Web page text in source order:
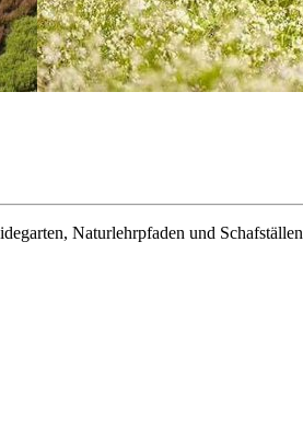
Naturlehrpfaden und Schafställen